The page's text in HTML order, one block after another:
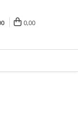
0,00